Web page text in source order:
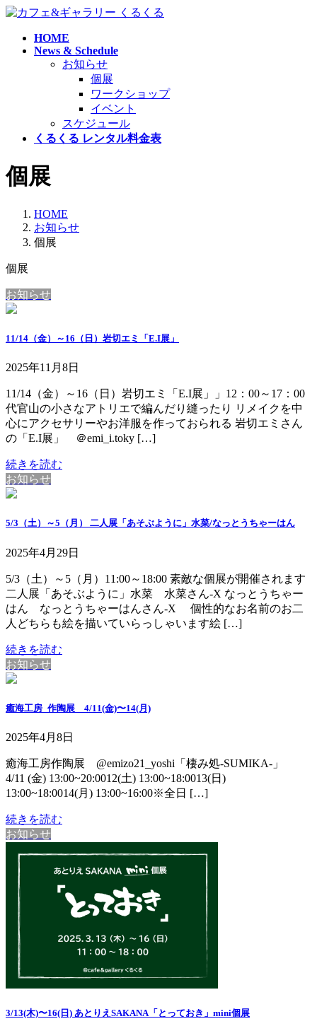
コ
ナ
HOME
News & Schedule
お知らせ
個展
ワークショップ
イベント
スケジュール
くるくる レンタル料金表
個展
HOME
お知らせ
個展
個展
お知らせ
11/14（金）～16（日）岩切エミ「E.I展」
2025年11月8日
11/14（金）～16（日）岩切エミ「E.I展」」12：00～17：00
代官山の小さなアトリエで編んだり縫ったり リメイクを中
心にアクセサリーやお洋服を作っておられる 岩切エミさん
の「E.I展」 ＠emi_i.toky […]
続きを読む
お知らせ
5/3（土）～5（月） 二人展「あそぶように」水菜/なっとうちゃーはん
2025年4月29日
5/3（土）～5（月）11:00～18:00 素敵な個展が開催されます
二人展「あそぶように」水菜 水菜さん-X なっとうちゃー
はん なっとうちゃーはんさん-X 個性的なお名前のお二
人どちらも絵を描いていらっしゃいます絵 […]
続きを読む
お知らせ
癒海工房_作陶展 4/11(金)〜14(月)
2025年4月8日
癒海工房作陶展 @emizo21_yoshi「棲み処-SUMIKA-」
4/11 (金) 13:00~20:0012(土) 13:00~18:0013(日)
13:00~18:0014(月) 13:00~16:00※全日 […]
続きを読む
お知らせ
3/13(木)〜16(日) あとりえSAKANA「とっておき」mini個展